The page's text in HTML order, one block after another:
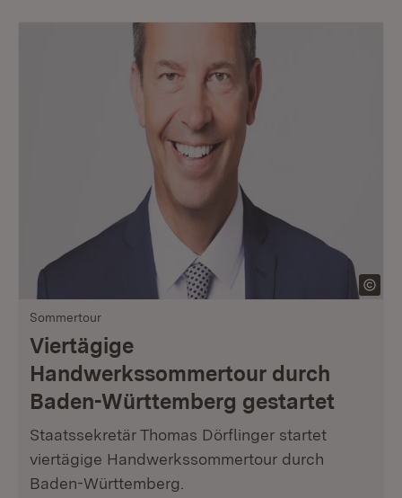
Sommertour
Viertägige
Handwerkssommertour durch
Baden-Württemberg gestartet
Staatssekretär Thomas Dörflinger startet
viertägige Handwerkssommertour durch
Baden-Württemberg.